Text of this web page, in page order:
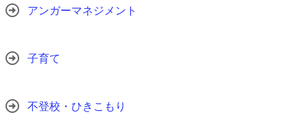
アンガーマネジメント
子育て
不登校・ひきこもり